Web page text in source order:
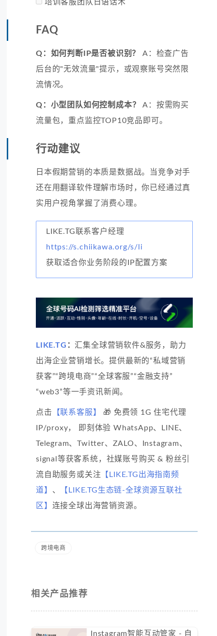
培训客服团队日语话术
FAQ
Q：如何判断IP是否被识别？
A：检查广告
后台的"无效流量"提示，或观察账号突然限
流情况。
Q：小型团队如何控制成本？
A：按需购买
流量包，重点监控TOP10竞品即可。
行动建议
日本假期营销的本质是数据战。当竞争对手
还在用翻译软件理解市场时，你已经通过真
实用户视角掌握了消费心理。
LIKE.TG联系客户经理
https://s.chiikawa.org/s/li
获取适合你业务阶段的IP配置方案
LIKE.TG ： 汇集全球营销软件&服务，助力
出海企业营销增长。提供最新的“私域营销
获客”“跨境电商”“全球客服”“金融支持”
“web3”等一手资讯新闻。
点击 【联系客服】
🎁 免费领 1G 住宅代理
IP/proxy， 即刻体验 WhatsApp、LINE、
Telegram、Twitter、ZALO、Instagram、
signal等获客系统，社媒账号购买 & 粉丝引
流自助服务或关注 【LIKE.TG出海指南频
道】 、
【LIKE.TG生态链-全球资源互联社
区】 连接全球出海营销资源。
跨境电商
相关产品推荐
Instagram智能互动管家 - 自